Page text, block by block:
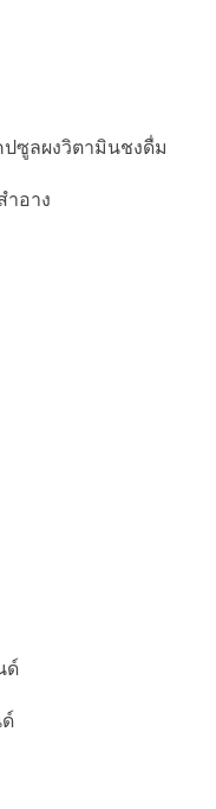
ซูลผงวิตามินชงดื่ม
ำอาง
ด์